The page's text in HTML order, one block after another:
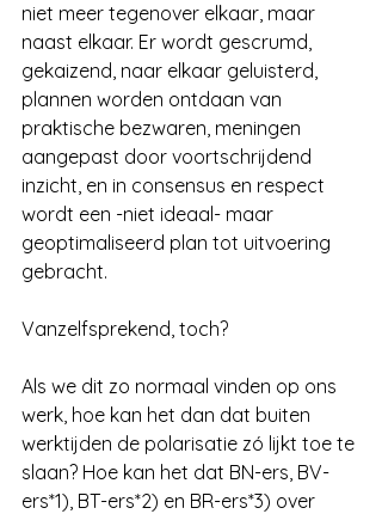
niet meer tegenover elkaar, maar
naast elkaar. Er wordt gescrumd,
gekaizend, naar elkaar geluisterd,
plannen worden ontdaan van
praktische bezwaren, meningen
aangepast door voortschrijdend
inzicht, en in consensus en respect
wordt een -niet ideaal- maar
geoptimaliseerd plan tot uitvoering
gebracht.
Vanzelfsprekend, toch?
Als we dit zo normaal vinden op ons
werk, hoe kan het dan dat buiten
werktijden de polarisatie zó lijkt toe te
slaan? Hoe kan het dat BN-ers, BV-
ers*1), BT-ers*2) en BR-ers*3) over